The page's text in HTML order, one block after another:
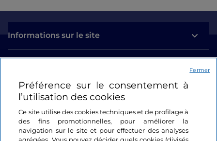
Informations sur le site
Se connecter
Suivez-nous
Préférence sur le consentement à
l’utilisation des cookies
Ce site utilise des cookies techniques et de profilage à
des fins promotionnelles, pour améliorer la
navigation sur le site et pour effectuer des analyses
Fermer